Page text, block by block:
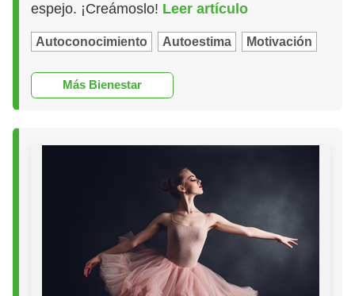
espejo. ¡Creámoslo! Leer artículo
Autoconocimiento Autoestima Motivación
Más Bienestar